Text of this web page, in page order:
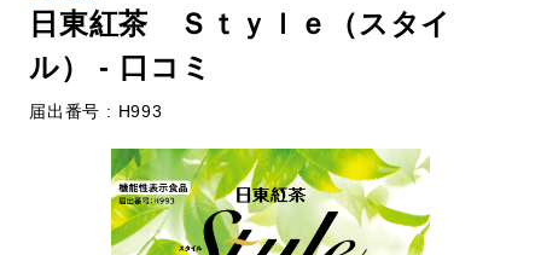
日東紅茶 Ｓｔｙｌｅ（スタイ
ル） - 口コミ
届出番号 : H993